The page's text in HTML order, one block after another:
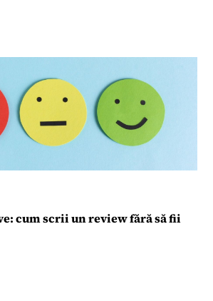
cum scrii un review fără să fii